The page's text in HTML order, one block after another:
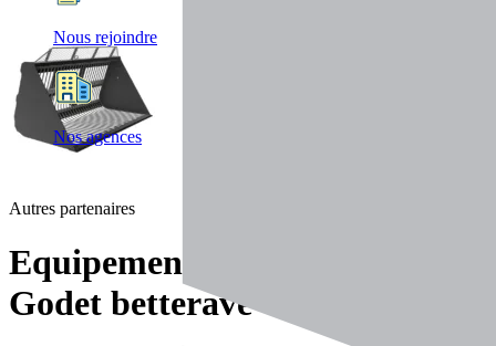
Nous rejoindre
Nos agences
Autres partenaires
Equipements
Godet betterave